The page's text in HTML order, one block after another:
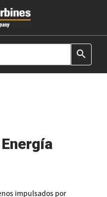
search
impulsados por